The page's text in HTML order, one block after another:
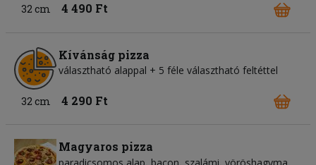
32 cm
4 490 Ft
Kívánság pizza
választható alappal + 5 féle választható feltéttel
32 cm 4 290 Ft
Magyaros pizza